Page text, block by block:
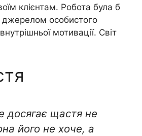
клієнтам. Робота була б
джерелом особистого
мотивації. Світ
досягає щастя не
його не хоче, а